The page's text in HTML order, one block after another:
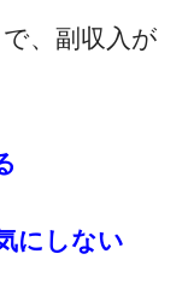
、副収入が
にしない